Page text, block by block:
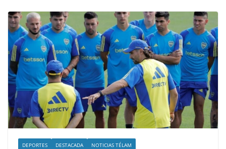
DEPORTES DESTACADA NOTICIAS TÉLAM